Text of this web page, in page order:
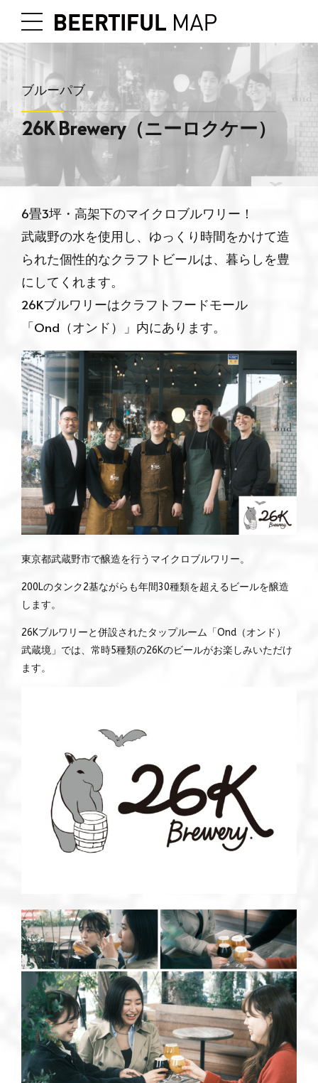
ブルーパブ
26K Brewery（ニーロクケー）
6畳3坪・高架下のマイクロブルワリー！
武蔵野の水を使用し、ゆっくり時間をかけて造
られた個性的なクラフトビールは、暮らしを豊
にしてくれます。
26Kブルワリーはクラフトフードモール
「Ond（オンド）」内にあります。
東京都武蔵野市で醸造を行うマイクロブルワリー。
200Lのタンク2基ながらも年間30種類を超えるビールを醸造
します。
26Kブルワリーと併設されたタップルーム「Ond（オンド）
武蔵境」では、常時5種類の26Kのビールがお楽しみいただけ
ます。